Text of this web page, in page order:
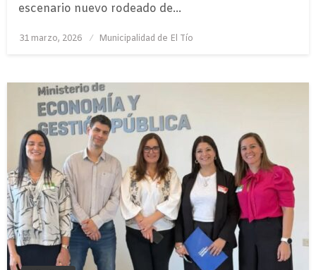
escenario nuevo rodeado de…
Publicado
31 marzo, 2026 Municipalidad de El Tío